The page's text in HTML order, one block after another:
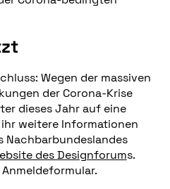
Wegen der massiven
der Corona-Krise
dieses Jahr auf eine
weitere Informationen
Nachbarbundeslandes
des Designforums.